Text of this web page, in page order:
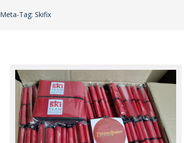
Meta-Tag: Skifix